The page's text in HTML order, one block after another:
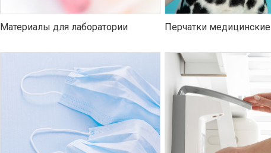
Материалы для лаборатории Перчатки медицинские